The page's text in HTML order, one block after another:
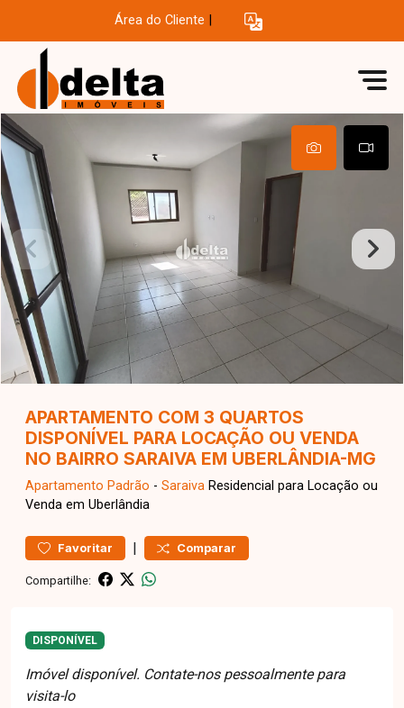
Área do Cliente
APARTAMENTO COM 3 QUARTOS
DISPONÍVEL PARA LOCAÇÃO OU VENDA
NO BAIRRO SARAIVA EM UBERLÂNDIA-MG
Apartamento Padrão - Saraiva Residencial para Locação ou
Venda em Uberlândia
Favoritar | Comparar
Compartilhe:
DISPONÍVEL
Imóvel disponível. Contate-nos pessoalmente para
visita-lo